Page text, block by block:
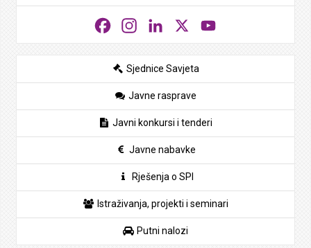
FacebookInstagramLinkedIn
Sjednice Savjeta
Javne rasprave
Javni konkursi i tenderi
Javne nabavke
Rješenja o SPI
Istraživanja, projekti i seminari
Putni nalozi